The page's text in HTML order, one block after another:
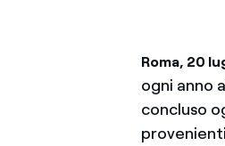
Roma, 20
ogni anno
concluso